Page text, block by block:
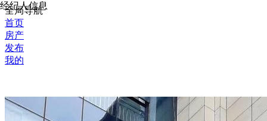
经纪人信息
全局导航
首页
房产
发布
我的